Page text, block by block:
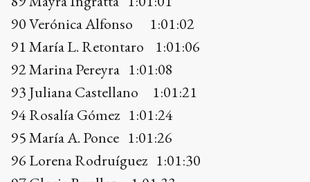
95 María A. Ponce 1:01:26
96 Lorena Rodruíguez 1:01:30
97 Gloria Boullon 1:01:33
98 Mariana Baltar 1:01:38
99 Julieta Acosta 1:01:39
100 Andrea Tagliorette 1:01:45
101 Carolina Ulloa 1:01:46
102 María L. Oberst 1:01:47